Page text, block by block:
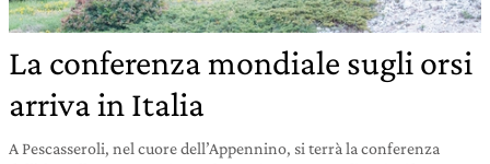
La conferenza mondiale sugli orsi
arriva in Italia
A Pescasseroli, nel cuore dell’Appennino, si terrà la conferenza